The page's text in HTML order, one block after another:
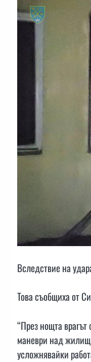
Вследствие на
Това съобщиха от
“През нощта
маневри над
усложнявайки